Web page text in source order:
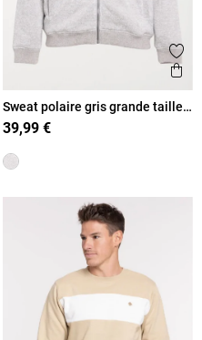
aux favoris
rapide
Sweat polaire gris grande taille
homme
39,99 €